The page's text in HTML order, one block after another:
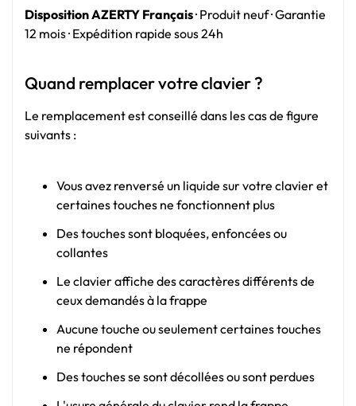
Disposition AZERTY Français· Produit neuf · Garantie
12 mois · Expédition rapide sous 24h
Quand remplacer votre clavier ?
Le remplacement est conseillé dans les cas de figure
suivants :
Vous avez renversé un liquide sur votre clavier et
certaines touches ne fonctionnent plus
Des touches sont bloquées, enfoncées ou
collantes
Le clavier affiche des caractères différents de
ceux demandés à la frappe
Aucune touche ou seulement certaines touches
ne répondent
Des touches se sont décollées ou sont perdues